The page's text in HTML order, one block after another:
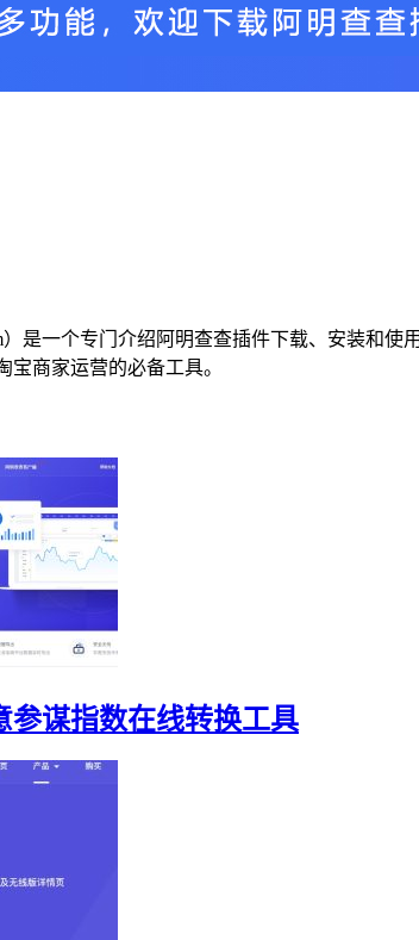
）是一个专门介绍阿明查查插件下载、安装和
商家运营的必备工具。
参谋指数在线转换工具